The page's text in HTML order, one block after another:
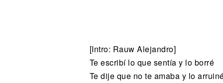
[Intro: Rauw Alejandro]
Te escribí lo que sentía y lo borré
Te dije que no te amaba y lo